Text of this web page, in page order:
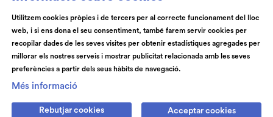
© Teatre Auditori de Granollers | Torras i Bages, 50 , 08401,
Granollers | Telèfon: 93 840 51 21
Link a instagram
Link a youtube
Link a facebook
Link a spotify
Subscriu-te Contactan's Notícies Blog Cookies
Utilitzem cookies pròpies i de tercers per al correcte funcionament del lloc
web, i si ens dona el seu consentiment, també farem servir cookies per
recopilar dades de les seves visites per obtenir estadístiques agregades per
millorar els nostres serveis i mostrar publicitat relacionada amb les seves
preferències a partir dels seus hàbits de navegació.
Més informació
Acceptar cookies
Rebutjar cookies